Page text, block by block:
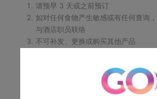
量
请预早 3 天或之前预订
如对任何食物产生敏感或有任何查询
与酒店职员联络
不可补发、更换或购买其他产品
订单一经确认，不可更改、取消或退款
请务必检查所填资料，以确保交易快捷
Royal Delights by Royal Hotels 保留